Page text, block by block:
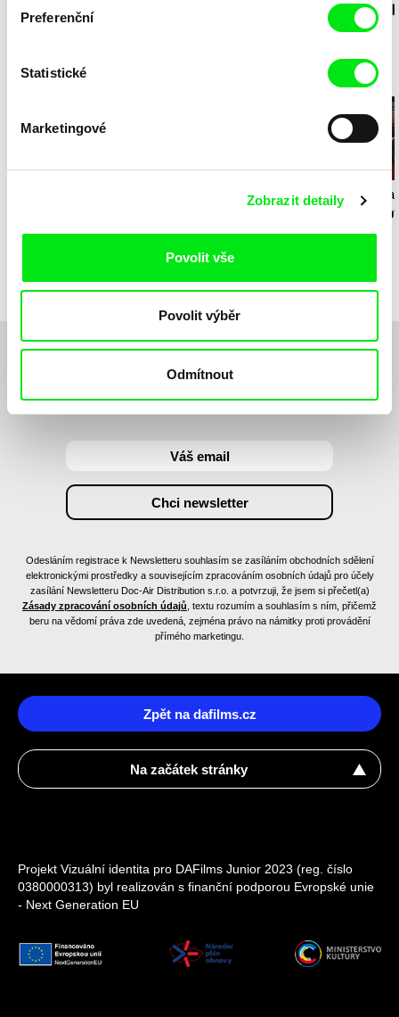
Preferenční
Statistické
Marketingové
Zobrazit detaily
Povolit vše
Povolit výběr
Odmítnout
Nguyen
Milý tati
Milý tati:
animace
Sportu zdar!
Lubomír Beneš
Lee
Boys and
Chcete být pravidelně informováni o novinkách v
Odesláním registrace k Newsletteru souhlasím se zasíláním obchodních sdělení
elektronickými prostředky a souvisejícím zpracováním osobních údajů pro účely
zasílání Newsletteru Doc-Air Distribution s.r.o. a potvrzuji, že jsem si přečetl(a)
Zásady zpracování osobních údajů , textu rozumím a souhlasím s ním, přičemž
beru na vědomí práva zde uvedená, zejména právo na námitky proti provádění
přímého marketingu.
Zpět na dafilms.cz
Na začátek stránky
Projekt Vizuální identita pro DAFilms Junior 2023 (reg. číslo
0380000313) byl realizován s finanční podporou Evropské unie
- Next Generation EU